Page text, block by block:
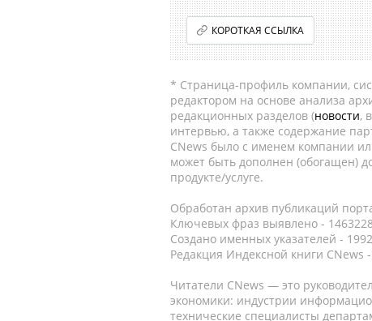
КОРОТКАЯ ССЫЛКА
* Страница-профиль компании,
редактором на основе анализа
редакционных разделов (новости,
интервью, а также содержание
CNews было с именем компании
может быть дополнен (обогащен)
продукте/услуге.
Обработан архив публикаций
Ключевых фраз выявлено -
Создано именных указателей -
Редакция Индексной книги CNews -
Читатели CNews — это
экономики: индустрии
технические специалисты